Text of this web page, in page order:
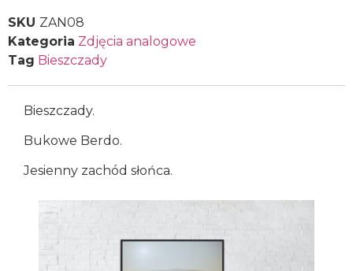
SKU ZAN08
Kategoria Zdjęcia analogowe
Tag Bieszczady
Bieszczady.
Bukowe Berdo.
Jesienny zachód słońca.